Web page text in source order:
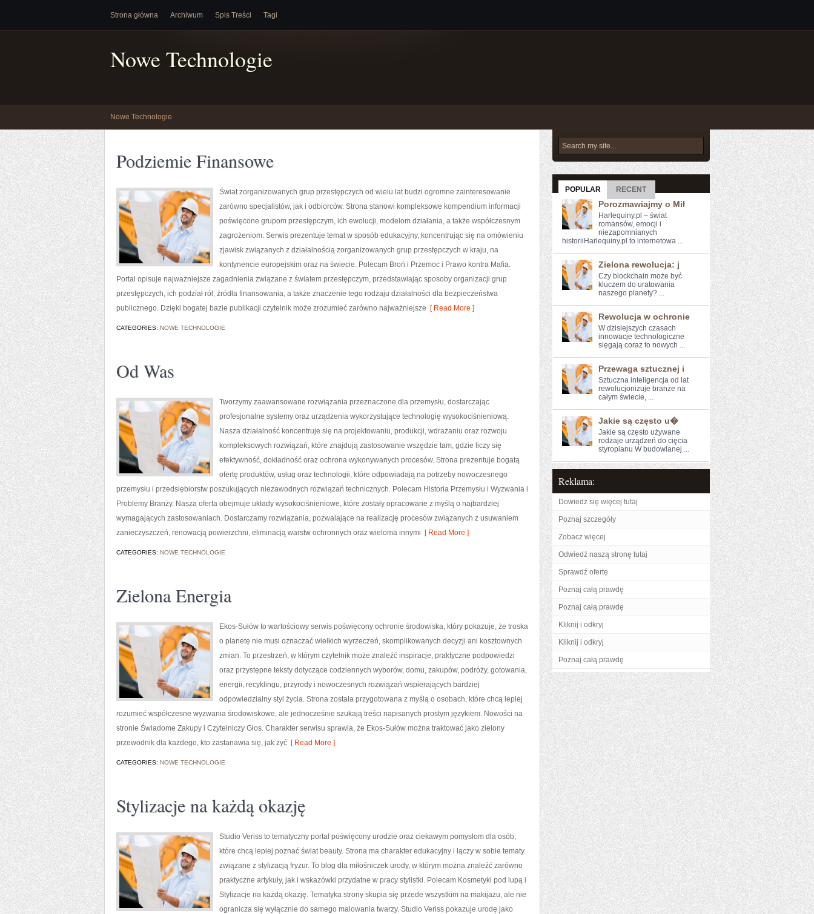
Strona główna Archiwum Spis Treści Tagi
Nowe Technologie
Nowe Technologie
Podziemie Finansowe
Świat zorganizowanych grup przestępczych od wielu lat budzi ogromne zainteresowanie
zarówno specjalistów, jak i odbiorców. Strona stanowi kompleksowe kompendium informacji
poświęcone grupom przestępczym, ich ewolucji, modelom działania, a także współczesnym
zagrożeniom. Serwis prezentuje temat w sposób edukacyjny, koncentrując się na omówieniu
zjawisk związanych z działalnością zorganizowanych grup przestępczych w kraju, na
kontynencie europejskim oraz na świecie. Polecam Broń i Przemoc i Prawo kontra Mafia.
Portal opisuje najważniejsze zagadnienia związane z światem przestępczym, przedstawiając sposoby organizacji grup
przestępczych, ich podział ról, źródła finansowania, a także znaczenie tego rodzaju działalności dla bezpieczeństwa
publicznego. Dzięki bogatej bazie publikacji czytelnik może zrozumieć zarówno najważniejsze [ Read More ]
CATEGORIES: NOWE TECHNOLOGIE
Od Was
Tworzymy zaawansowane rozwiązania przeznaczone dla przemysłu, dostarczając
profesjonalne systemy oraz urządzenia wykorzystujące technologię wysokociśnieniową.
Nasza działalność koncentruje się na projektowaniu, produkcji, wdrażaniu oraz rozwoju
kompleksowych rozwiązań, które znajdują zastosowanie wszędzie tam, gdzie liczy się
efektywność, dokładność oraz ochrona wykonywanych procesów. Strona prezentuje bogatą
ofertę produktów, usług oraz technologii, które odpowiadają na potrzeby nowoczesnego
przemysłu i przedsiębiorstw poszukujących niezawodnych rozwiązań technicznych. Polecam Historia Przemysłu i Wyzwania i
Problemy Branży. Nasza oferta obejmuje układy wysokociśnieniowe, które zostały opracowane z myślą o najbardziej
wymagających zastosowaniach. Dostarczamy rozwiązania, pozwalające na realizację procesów związanych z usuwaniem
zanieczyszczeń, renowacją powierzchni, eliminacją warstw ochronnych oraz wieloma innymi [ Read More ]
CATEGORIES: NOWE TECHNOLOGIE
Zielona Energia
Ekos-Sułów to wartościowy serwis poświęcony ochronie środowiska, który pokazuje, że troska
o planetę nie musi oznaczać wielkich wyrzeczeń, skomplikowanych decyzji ani kosztownych
zmian. To przestrzeń, w którym czytelnik może znaleźć inspiracje, praktyczne podpowiedzi
oraz przystępne teksty dotyczące codziennych wyborów, domu, zakupów, podróży, gotowania,
energii, recyklingu, przyrody i nowoczesnych rozwiązań wspierających bardziej
odpowiedzialny styl życia. Strona została przygotowana z myślą o osobach, które chcą lepiej
rozumieć współczesne wyzwania środowiskowe, ale jednocześnie szukają treści napisanych prostym językiem. Nowości na
stronie Świadome Zakupy i Czytelniczy Głos. Charakter serwisu sprawia, że Ekos-Sułów można traktować jako zielony
przewodnik dla każdego, kto zastanawia się, jak żyć [ Read More ]
CATEGORIES: NOWE TECHNOLOGIE
Stylizacje na każdą okazję
Studio Veriss to tematyczny portal poświęcony urodzie oraz ciekawym pomysłom dla osób,
które chcą lepiej poznać świat beauty. Strona ma charakter edukacyjny i łączy w sobie tematy
związane z stylizacją fryzur. To blog dla miłośniczek urody, w którym można znaleźć zarówno
praktyczne artykuły, jak i wskazówki przydatne w pracy stylistki. Polecam Kosmetyki pod lupą i
Stylizacje na każdą okazję. Tematyka strony skupia się przede wszystkim na makijażu, ale nie
ogranicza się wyłącznie do samego malowania twarzy. Studio Veriss pokazuje urodę jako
POPULAR RECENT
Porozmawiajmy o Mił
Harlequiny.pl – świat
romansów, emocji i
niezapomnianych
historiiHarlequiny.pl to internetowa ...
Zielona rewolucja: j
Czy blockchain może być
kluczem do uratowania
naszego ⁣planety? ...
Rewolucja w ochronie
W dzisiejszych czasach‍
innowacje technologiczne
sięgają coraz to nowych ...
Przewaga sztucznej i
Sztuczna inteligencja od lat
rewolucjonizuje ⁢branże na
całym świecie, ...
Jakie są często u�
Jakie są często używane
rodzaje urządzeń do cięcia
styropianu W budowlanej ...
Reklama:
Dowiedz się więcej tutaj
Poznaj szczegóły
Zobacz więcej
Odwiedź naszą stronę tutaj
Sprawdź ofertę
Poznaj całą prawdę
Poznaj całą prawdę
Kliknij i odkryj
Kliknij i odkryj
Poznaj całą prawdę